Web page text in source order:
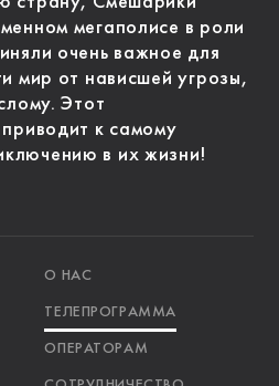
мегаполисе в роли
очень важное для
мир от нависшей угрозы,
Этот
к самому
в их жизни!
О НАС
ТЕЛЕПРОГРАММА
ОПЕРАТОРАМ